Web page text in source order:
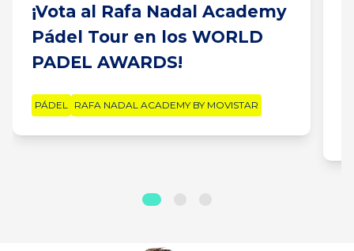
¡Vota al Rafa Nadal Academy
Pádel Tour en los WORLD
PADEL AWARDS!
PÁDEL RAFA NADAL ACADEMY BY MOVISTAR